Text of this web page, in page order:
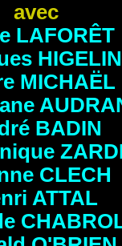
avec
LAFORÊT
HIGELIN
MICHAËL
BADIN
CLECH
ATTAL